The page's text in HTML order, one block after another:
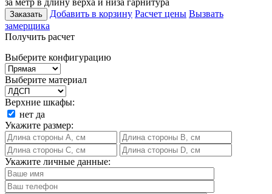
Заказать Добавить в корзину Расчет цены Вызвать
замерщика
Получить расчет
Выберите конфигурацию
Выберите материал
Верхние шкафы:
нет да
Укажите размер:
Укажите личные данные: